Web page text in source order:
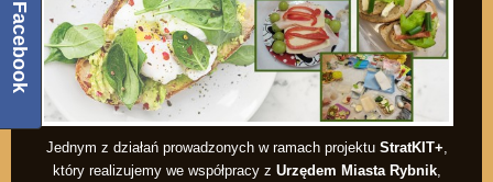
Jednym z działań prowadzonych w ramach projektu StratKIT+,
który realizujemy we współpracy z Urzędem Miasta Rybnik,
Facebook